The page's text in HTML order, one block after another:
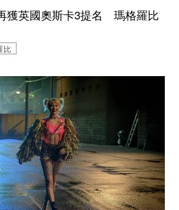
獲英國奧斯卡3提名 瑪格羅比
比